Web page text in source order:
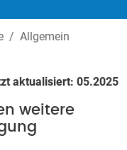
Allgemein
aktualisiert: 05.2025
weitere